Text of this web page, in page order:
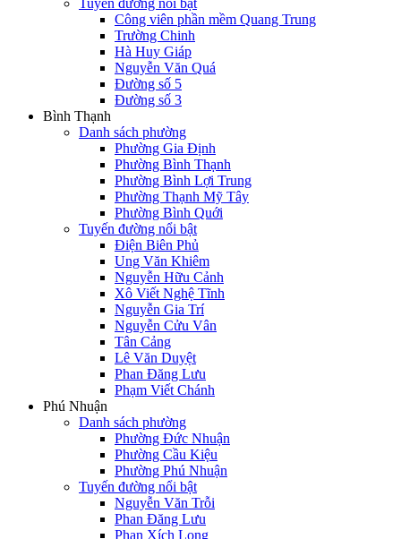
Tuyến đường nổi bật
Công viên phần mềm Quang Trung
Trường Chinh
Hà Huy Giáp
Nguyễn Văn Quá
Đường số 5
Đường số 3
Bình Thạnh
Danh sách phường
Phường Gia Định
Phường Bình Thạnh
Phường Bình Lợi Trung
Phường Thạnh Mỹ Tây
Phường Bình Quới
Tuyến đường nổi bật
Điện Biên Phủ
Ung Văn Khiêm
Nguyễn Hữu Cảnh
Xô Viết Nghệ Tĩnh
Nguyễn Gia Trí
Nguyễn Cửu Vân
Tân Cảng
Lê Văn Duyệt
Phan Đăng Lưu
Phạm Viết Chánh
Phú Nhuận
Danh sách phường
Phường Đức Nhuận
Phường Cầu Kiệu
Phường Phú Nhuận
Tuyến đường nổi bật
Nguyễn Văn Trỗi
Phan Đăng Lưu
Phan Xích Long